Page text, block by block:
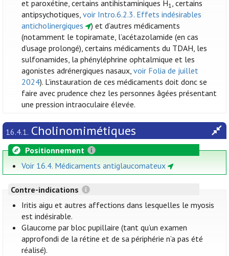
et paroxétine, certains antihistaminiques H1, certains
antipsychotiques,voir Intro.6.2.3. Effets indésirables
anticholinergiques
) et d’autres médicaments
(notamment le topiramate, l’acétazolamide (en cas
d’usage prolongé), certains médicaments du TDAH, les
sulfonamides, la phényléphrine ophtalmique et les
agonistes adrénergiques nasaux,voir Folia de juillet
2024). L’instauration de ces médicaments doit donc se
faire avec prudence chez les personnes âgées présentant
une pression intraoculaire élevée.
16.4.1. Cholinomimétiques
Positionnement
Voir 16.4. Médicaments antiglaucomateux
Contre-indications
Iritis aigu et autres affections dans lesquelles le myosis
est indésirable.
Glaucome par bloc pupillaire (tant qu’un examen
approfondi de la rétine et de sa périphérie n’a pas été
réalisé).